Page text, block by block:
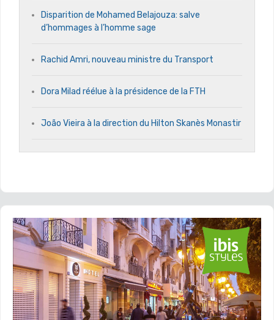
Disparition de Mohamed Belajouza: salve
d’hommages à l’homme sage
Rachid Amri, nouveau ministre du Transport
Dora Milad réélue à la présidence de la FTH
João Vieira à la direction du Hilton Skanès Monastir